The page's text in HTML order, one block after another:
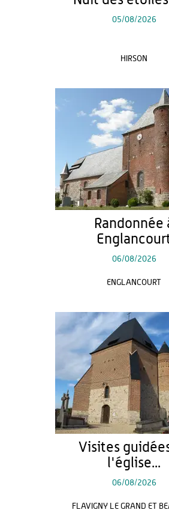
05/08/2026
HIRSON
Randonnée
06/08/2026
ENGLANCOURT
Visites
l'église...
06/08/2026
FLAVIGNY LE GRAND ET